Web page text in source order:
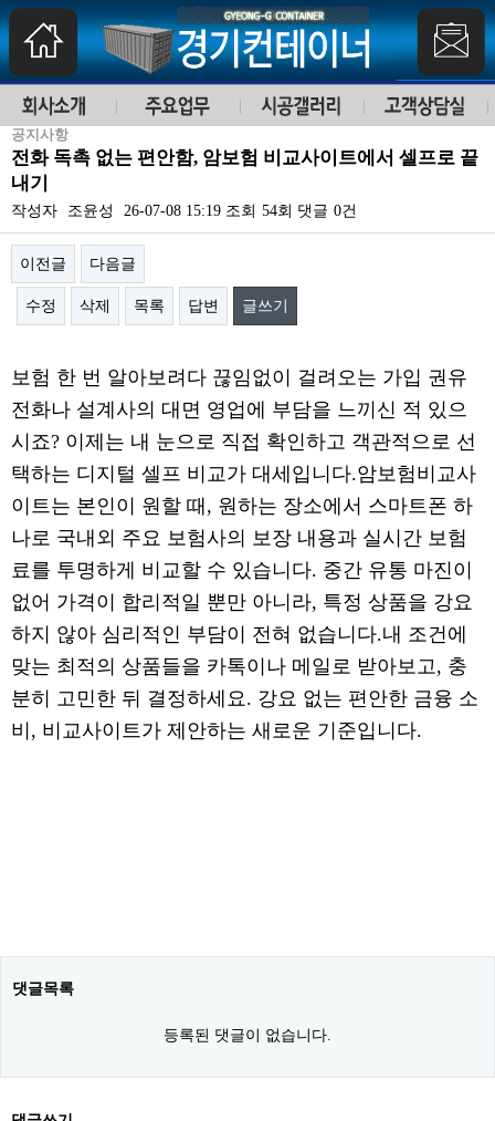
공지사항
전화 독촉 없는 편안함, 암보험 비교사이트에서 셀프로 끝
내기
작성자 조윤성 26-07-08 15:19 조회 54회 댓글 0건
이전글 다음글
수정 삭제 목록 답변 글쓰기
보험 한 번 알아보려다 끊임없이 걸려오는 가입 권유
전화나 설계사의 대면 영업에 부담을 느끼신 적 있으
시죠? 이제는 내 눈으로 직접 확인하고 객관적으로 선
택하는 디지털 셀프 비교가 대세입니다.암보험비교사
이트는 본인이 원할 때, 원하는 장소에서 스마트폰 하
나로 국내외 주요 보험사의 보장 내용과 실시간 보험
료를 투명하게 비교할 수 있습니다. 중간 유통 마진이
없어 가격이 합리적일 뿐만 아니라, 특정 상품을 강요
하지 않아 심리적인 부담이 전혀 없습니다.내 조건에
맞는 최적의 상품들을 카톡이나 메일로 받아보고, 충
분히 고민한 뒤 결정하세요. 강요 없는 편안한 금융 소
비, 비교사이트가 제안하는 새로운 기준입니다.
댓글목록
등록된 댓글이 없습니다.